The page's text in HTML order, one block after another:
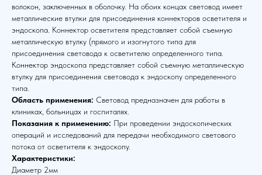
волокон, заключенных в оболочку. На обоих концах световод имеет
металлические втулки для присоединения коннекторов осветителя и
эндоскопа. Коннектор осветителя представляет собой съемную
металлическую втулку (прямого и изогнутого типа для
присоединения световода к осветителю определенного типа.
Коннектор эндоскопа представляет собой съемную металлическую
втулку для присоединения световода к эндоскопу определенного
типа.
Область применения: Световод предназначен для работы в
клиниках, больницах и госпиталях.
Показания к применению: При проведении эндоскопических
операций и исследований для передачи необходимого светового
потока от осветителя к эндоскопу.
Характеристики:
Диаметр 2мм